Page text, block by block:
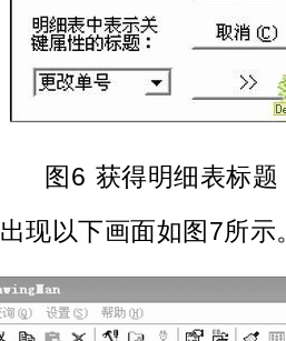
图6 获得明细表标题
现以下画面如图7所示